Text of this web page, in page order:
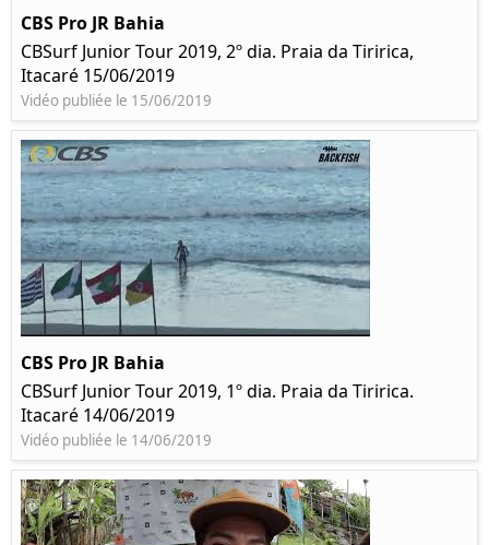
CBS Pro JR Bahia
CBSurf Junior Tour 2019, 2º dia. Praia da Tiririca,
Itacaré 15/06/2019
Vidéo publiée le 15/06/2019
CBS Pro JR Bahia
CBSurf Junior Tour 2019, 1º dia. Praia da Tiririca.
Itacaré 14/06/2019
Vidéo publiée le 14/06/2019